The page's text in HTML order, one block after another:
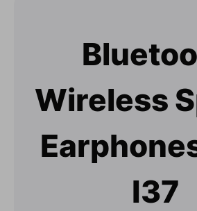
Wireless
I37